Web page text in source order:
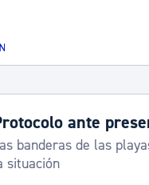
personales
ante
banderas de las